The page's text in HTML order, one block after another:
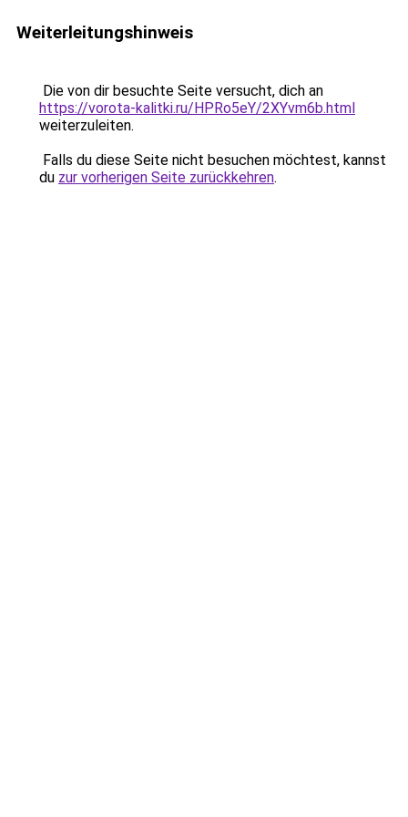
Weiterleitungshinweis
Die von dir besuchte Seite versucht, dich an
https://vorota-kalitki.ru/HPRo5eY/2XYvm6b.html
weiterzuleiten.
Falls du diese Seite nicht besuchen möchtest, kannst
du zur vorherigen Seite zurückkehren.